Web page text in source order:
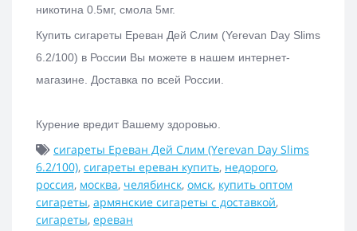
никотина 0.5мг, смола 5мг.
Купить сигареты Ереван Дей Слим (Yerevan Day Slims
6.2/100) в России Вы можете в нашем интернет-
магазине. Доставка по всей России.
Курение вредит Вашему здоровью.
сигареты Ереван Дей Слим (Yerevan Day Slims
6.2/100), сигареты ереван купить, недорого,
россия, москва, челябинск, омск, купить оптом
сигареты, армянские сигареты с доставкой,
сигареты, ереван